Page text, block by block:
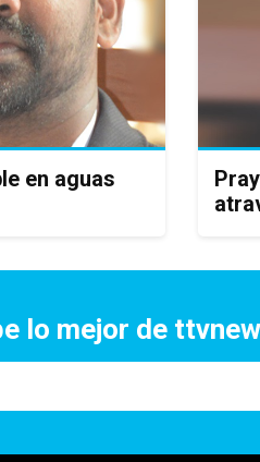
en aguas
lo mejor de